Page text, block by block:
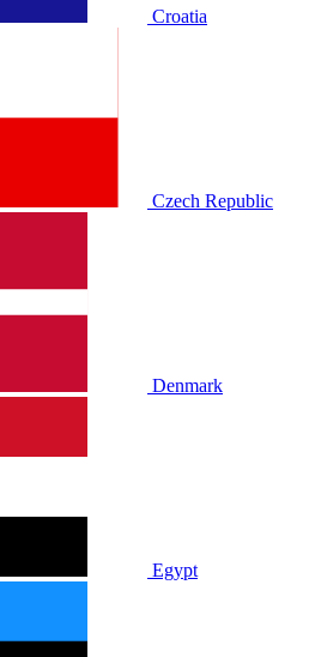
Croatia
Czech Republic
Denmark
Egypt